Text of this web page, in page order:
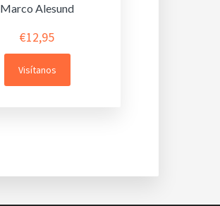
Marco Alesund
€12,95
Visítanos